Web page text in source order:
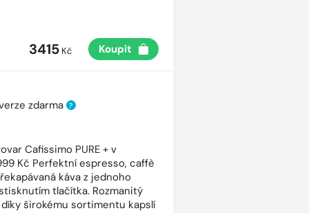
3415Kč Koupit
zdarma ?
Cafissimo PURE + v
Kč Perfektní espresso, caffè
káva z jednoho
tlačítka. Rozmanitý
širokému sortimentu kapslí